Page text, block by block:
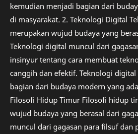
kemudian menjadi bagian dari
di masyarakat. 2. Teknologi Digital
merupakan wujud budaya yang
Teknologi digital muncul dari
insinyur tentang cara membuat
canggih dan efektif. Teknologi
bagian dari budaya modern yang
Filosofi Hidup Timur Filosofi hidup
wujud budaya yang berasal dari
muncul dari gagasan para filsuf dan